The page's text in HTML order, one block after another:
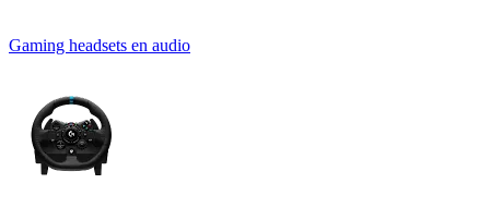
Gaming headsets en audio